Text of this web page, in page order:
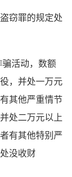
窃罪的规定处
活动，数额
，并处一万元
其他严重情节
处二万元以上
有其他特别严
没收财